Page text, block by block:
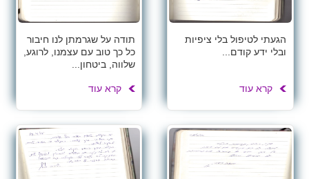
הגעתי לטיפול בלי ציפיות
ובלי ידע קודם...
קרא עוד
תודה על שגרמתן לנו חיבור
כל כך טוב עם עצמנו, לרוגע,
שלווה, ביטחון...
קרא עוד